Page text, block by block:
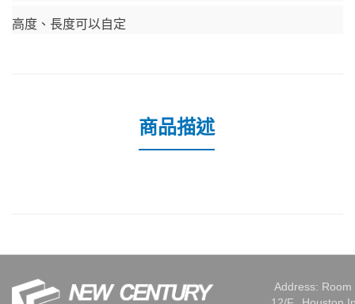
高度、長度可以自定
商品描述
Address: Room